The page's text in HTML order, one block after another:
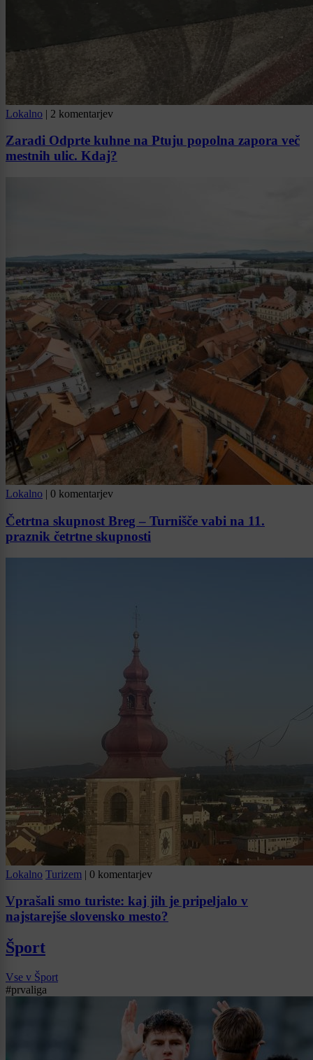
Lokalno | 2 komentarjev
Zaradi Odprte kuhne na Ptuju popolna zapora več
mestnih ulic. Kdaj?
Lokalno | 0 komentarjev
Četrtna skupnost Breg – Turnišče vabi na 11.
praznik četrtne skupnosti
Lokalno Turizem | 0 komentarjev
Vprašali smo turiste: kaj jih je pripeljalo v
najstarejše slovensko mesto?
Šport
Vse v Šport
#prvaliga